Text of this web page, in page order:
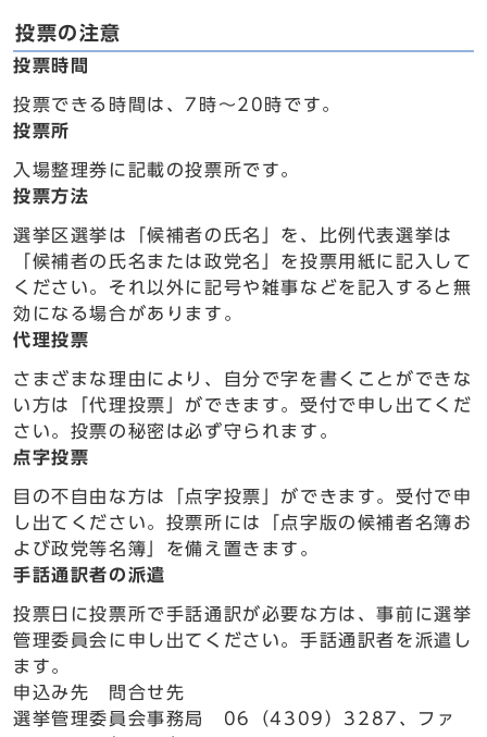
投票の注意
投票時間
投票できる時間は、7時～20時です。
投票所
入場整理券に記載の投票所です。
投票方法
選挙区選挙は「候補者の氏名」を、比例代表選挙は
「候補者の氏名または政党名」を投票用紙に記入して
ください。それ以外に記号や雑事などを記入すると無
効になる場合があります。
代理投票
さまざまな理由により、自分で字を書くことができな
い方は「代理投票」ができます。受付で申し出てくだ
さい。投票の秘密は必ず守られます。
点字投票
目の不自由な方は「点字投票」ができます。受付で申
し出てください。投票所には「点字版の候補者名簿お
よび政党等名簿」を備え置きます。
手話通訳者の派遣
投票日に投票所で手話通訳が必要な方は、事前に選挙
管理委員会に申し出てください。手話通訳者を派遣し
ます。
申込み先 問合せ先
選挙管理委員会事務局 06（4309）3287、ファ